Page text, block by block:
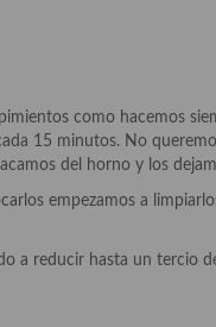
como hacemos
15 minutos. No
del horno y los
empezamos a
a reducir hasta un tercio